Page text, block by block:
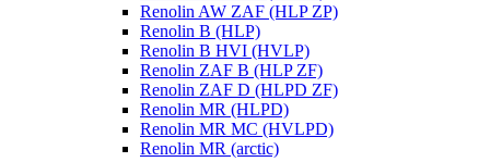
Renolin AW ZAF (HLP ZP)
Renolin B (HLP)
Renolin B HVI (HVLP)
Renolin ZAF B (HLP ZF)
Renolin ZAF D (HLPD ZF)
Renolin MR (HLPD)
Renolin MR MC (HVLPD)
Renolin MR (arctic)